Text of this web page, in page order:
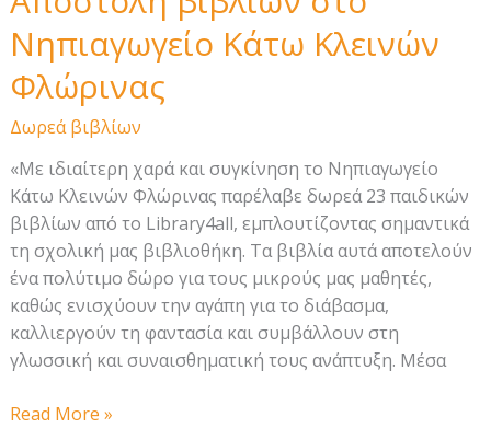
Νηπιαγωγείο Κάτω Κλεινών
Φλώρινας
Δωρεά βιβλίων
«Με ιδιαίτερη χαρά και συγκίνηση το Νηπιαγωγείο
Κάτω Κλεινών Φλώρινας παρέλαβε δωρεά 23 παιδικών
βιβλίων από το Library4all, εμπλουτίζοντας σημαντικά
τη σχολική μας βιβλιοθήκη. Τα βιβλία αυτά αποτελούν
ένα πολύτιμο δώρο για τους μικρούς μας μαθητές,
καθώς ενισχύουν την αγάπη για το διάβασμα,
καλλιεργούν τη φαντασία και συμβάλλουν στη
γλωσσική και συναισθηματική τους ανάπτυξη. Μέσα
Αποστολή
Read More »